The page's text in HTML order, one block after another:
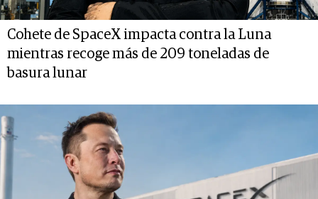
Cohete de SpaceX impacta contra la Luna
mientras recoge más de 209 toneladas de
basura lunar